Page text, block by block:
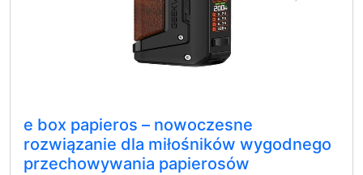
e box papieros – nowoczesne
rozwiązanie dla miłośników wygodnego
przechowywania papierosów